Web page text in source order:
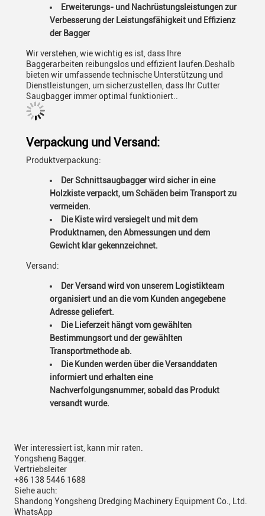
Erweiterungs- und Nachrüstungsleistungen zur
Verbesserung der Leistungsfähigkeit und Effizienz
der Bagger
Wir verstehen, wie wichtig es ist, dass Ihre
Baggerarbeiten reibungslos und effizient laufen.Deshalb
bieten wir umfassende technische Unterstützung und
Dienstleistungen, um sicherzustellen, dass Ihr Cutter
Saugbagger immer optimal funktioniert..
Verpackung und Versand:
Produktverpackung:
Der Schnittsaugbagger wird sicher in eine
Holzkiste verpackt, um Schäden beim Transport zu
vermeiden.
Die Kiste wird versiegelt und mit dem
Produktnamen, den Abmessungen und dem
Gewicht klar gekennzeichnet.
Versand:
Der Versand wird von unserem Logistikteam
organisiert und an die vom Kunden angegebene
Adresse geliefert.
Die Lieferzeit hängt vom gewählten
Bestimmungsort und der gewählten
Transportmethode ab.
Die Kunden werden über die Versanddaten
informiert und erhalten eine
Nachverfolgungsnummer, sobald das Produkt
versandt wurde.
Wer interessiert ist, kann mir raten.
Yongsheng Bagger.
Vertriebsleiter
+86 138 5446 1688
Siehe auch:
Shandong Yongsheng Dredging Machinery Equipment Co., Ltd.
WhatsApp